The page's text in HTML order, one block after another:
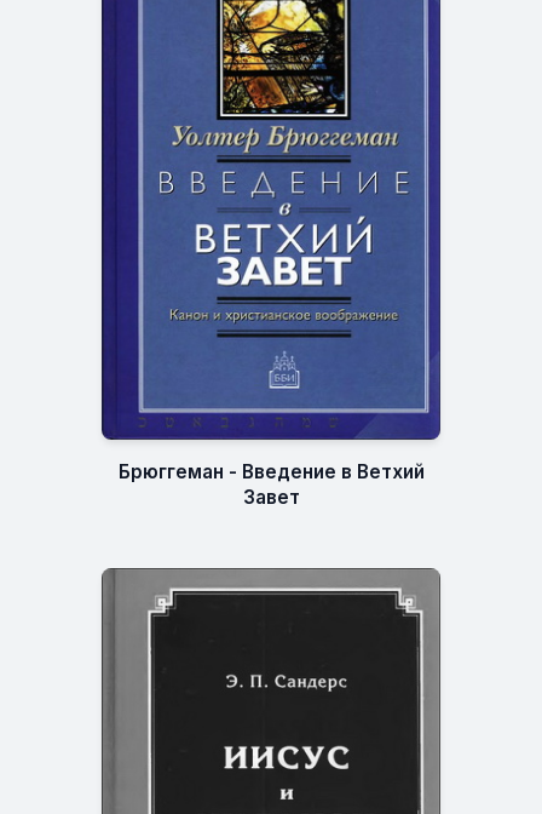
Брюггеман - Введение в Ветхий
Завет